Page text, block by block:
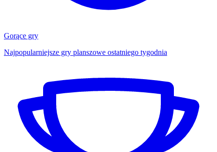
Gorące gry
Najpopularniejsze gry planszowe ostatniego tygodnia